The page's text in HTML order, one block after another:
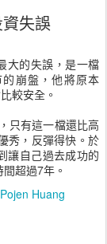
失誤
大的失誤，是一檔
崩盤，他將原本
較安全。
只有這一檔還比高
秀，反彈得快。於
讓自己過去成功的
超過7年。
Pojen Huang